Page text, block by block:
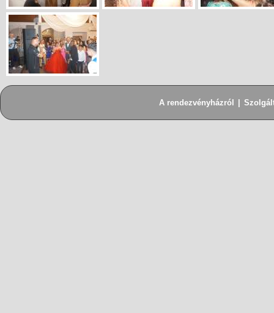
A rendezvényházról |